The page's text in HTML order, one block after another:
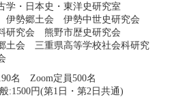
学・日本史・東洋史研究室
郷土会 伊勢中世史研究会
研究会 熊野市歴史研究会
三重県高等学校社会科研究
名 Zoom定員500名
:1500円(第1日・第2日共通)